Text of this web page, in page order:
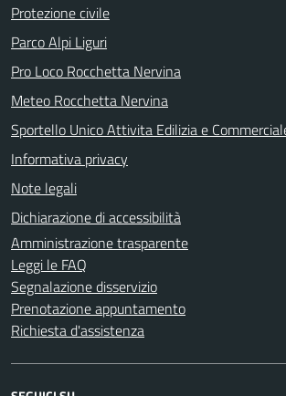
Protezione civile
Parco Alpi Liguri
Pro Loco Rocchetta Nervina
Meteo Rocchetta Nervina
Sportello Unico Attivita Edilizia e
Informativa privacy
Note legali
Dichiarazione di accessibilità
Amministrazione trasparente
Leggi le FAQ
Segnalazione disservizio
Prenotazione appuntamento
Richiesta d'assistenza